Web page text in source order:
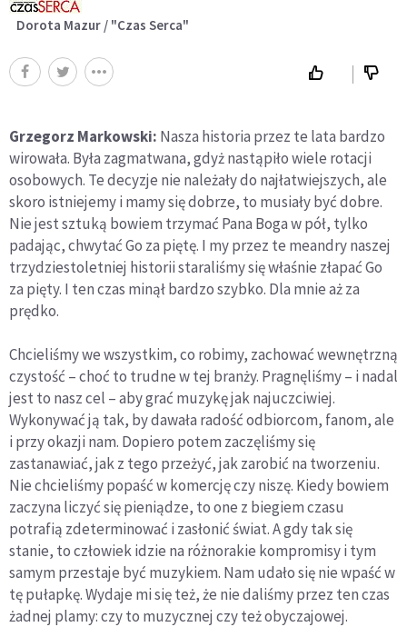
Dorota Mazur / "Czas Serca"
Grzegorz Markowski: Nasza historia przez te lata bardzo
wirowała. Była zagmatwana, gdyż nastąpiło wiele rotacji
osobowych. Te decyzje nie należały do najłatwiejszych, ale
skoro istniejemy i mamy się dobrze, to musiały być dobre.
Nie jest sztuką bowiem trzymać Pana Boga w pół, tylko
padając, chwytać Go za piętę. I my przez te meandry naszej
trzydziestoletniej historii staraliśmy się właśnie złapać Go
za pięty. I ten czas minął bardzo szybko. Dla mnie aż za
prędko.
Chcieliśmy we wszystkim, co robimy, zachować wewnętrzną
czystość – choć to trudne w tej branży. Pragnęliśmy – i nadal
jest to nasz cel – aby grać muzykę jak najuczciwiej.
Wykonywać ją tak, by dawała radość odbiorcom, fanom, ale
i przy okazji nam. Dopiero potem zaczęliśmy się
zastanawiać, jak z tego przeżyć, jak zarobić na tworzeniu.
Nie chcieliśmy popaść w komercję czy niszę. Kiedy bowiem
zaczyna liczyć się pieniądze, to one z biegiem czasu
potrafią zdeterminować i zasłonić świat. A gdy tak się
stanie, to człowiek idzie na różnorakie kompromisy i tym
samym przestaje być muzykiem. Nam udało się nie wpaść w
tę pułapkę. Wydaje mi się też, że nie daliśmy przez ten czas
żadnej plamy: czy to muzycznej czy też obyczajowej.